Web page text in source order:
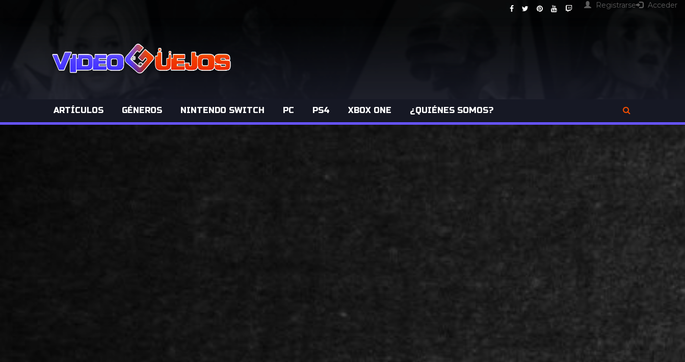
Registrarse Acceder
ARTÍCULOS GÉNEROS NINTENDO SWITCH PC PS4 XBOX ONE ¿QUIÉNES SOMOS?